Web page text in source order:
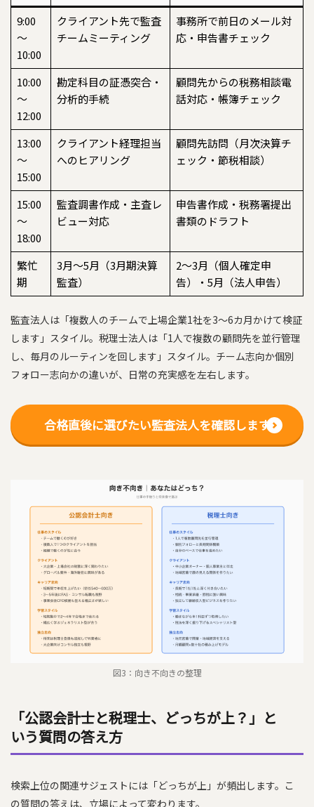
9:00
〜
10:00
クライアント先で監査
チームミーティング
事務所で前日のメール対
応・申告書チェック
10:00
〜
12:00
勘定科目の証憑突合・
分析的手続
顧問先からの税務相談電
話対応・帳簿チェック
13:00
〜
15:00
クライアント経理担当
へのヒアリング
顧問先訪問（月次決算チ
ェック・節税相談）
15:00
〜
18:00
監査調書作成・主査レ
ビュー対応
申告書作成・税務署提出
書類のドラフト
繁忙
期
3月〜5月（3月期決算
監査）
2〜3月（個人確定申
告）・5月（法人申告）
監査法人は「複数人のチームで上場企業1社を3〜6カ月かけて検証
します」スタイル。税理士法人は「1人で複数の顧問先を並行管理
し、毎月のルーティンを回します」スタイル。チーム志向か個別
フォロー志向かの違いが、日常の充実感を左右します。
合格直後に選びたい監査法人を確認します
図3：向き不向きの整理
「公認会計士と税理士、どっちが上？」と
いう質問の答え方
検索上位の関連サジェストには「どっちが上」が頻出します。こ
の質問の答えは、立場によって変わります。